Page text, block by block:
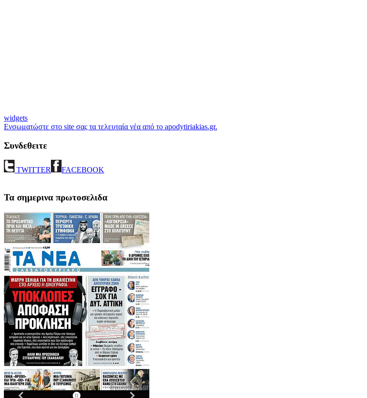
widgets
Ενσωματώστε στο site σας τα τελευταία νέα από το apodytiriakias.gr.
Συνδεθειτε
TWITTER FACEBOOK
Τα σημερινα πρωτοσελιδα